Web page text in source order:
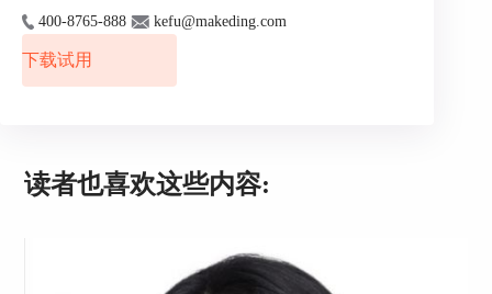
照之星。
400-8765-888 kefu@makeding.com
下载试用
读者也喜欢这些内容: